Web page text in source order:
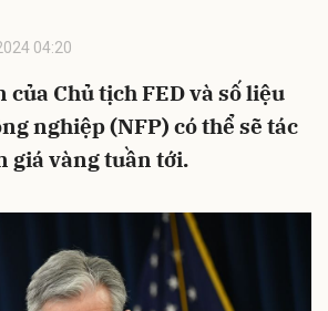
04:20
Chủ tịch FED và số liệu
nghiệp (NFP) có thể sẽ tác
giá vàng tuần tới.
Hủy